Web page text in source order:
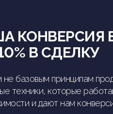
КОНВЕРСИЯ
В СДЕЛКУ
не базовым принципам
техники, которые
и дают нам